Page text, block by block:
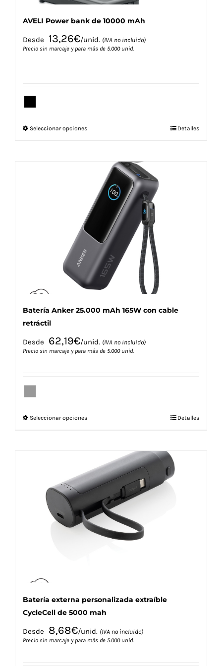
AVELI Power bank de 10000 mAh
Desde 13,26€/unid. (IVA no incluido)
Precio sin marcaje y para más de 5.000 unid.
Seleccionar opcionesEste
múltiples
variantes.
opciones
se
pueden
en
la
página
de
producto
Detalles
Batería Anker 25.000 mAh 165W con cable
retráctil
Desde 62,19€/unid. (IVA no incluido)
Precio sin marcaje y para más de 5.000 unid.
Seleccionar opcionesEste
variantes.
Las
opciones
se
pueden
elegir
en
Detalles
Batería externa personalizada extraíble
CycleCell de 5000 mah
Desde 8,68€/unid. (IVA no incluido)
Precio sin marcaje y para más de 5.000 unid.